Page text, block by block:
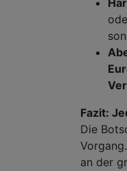
Fazit:
Die
an der